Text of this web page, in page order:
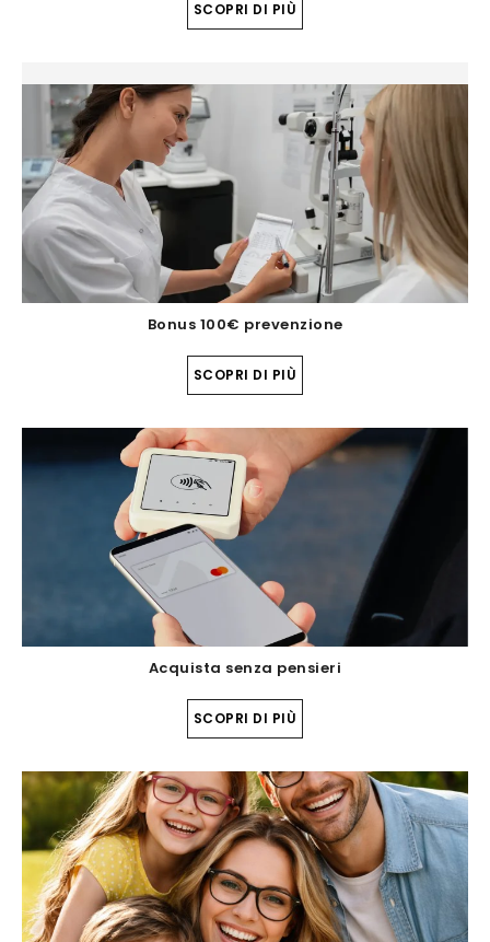
SCOPRI DI PIÙ
Bonus 100€ prevenzione
SCOPRI DI PIÙ
Acquista senza pensieri
SCOPRI DI PIÙ